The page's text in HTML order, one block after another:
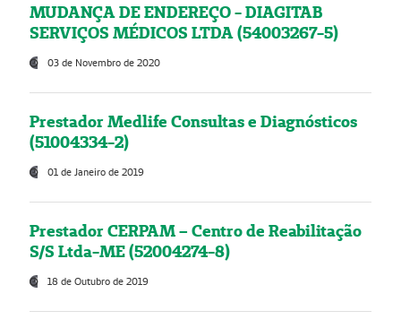
MUDANÇA DE ENDEREÇO - DIAGITAB
SERVIÇOS MÉDICOS LTDA (54003267-5)
03 de Novembro de 2020
Prestador Medlife Consultas e Diagnósticos
(51004334-2)
01 de Janeiro de 2019
Prestador CERPAM – Centro de Reabilitação
S/S Ltda-ME (52004274-8)
18 de Outubro de 2019